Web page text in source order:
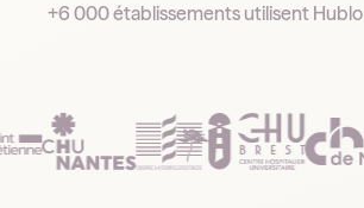
+6 000 établissements utilisent Hublo